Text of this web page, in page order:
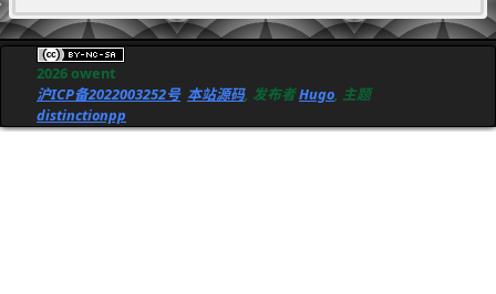
2026 owent
沪ICP备2022003252号 本站源码, 发布者Hugo, 主题
distinctionpp